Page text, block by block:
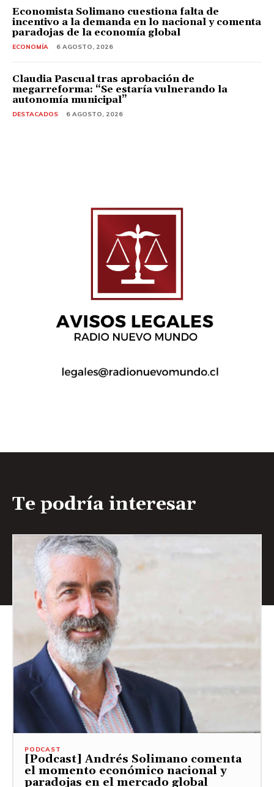
Economista Solimano cuestiona falta de
incentivo a la demanda en lo nacional y comenta
paradojas de la economía global
ECONOMÍA 6 AGOSTO, 2026
Claudia Pascual tras aprobación de
megarreforma: “Se estaría vulnerando la
autonomía municipal”
DESTACADOS 6 AGOSTO, 2026
Te podría interesar
PODCAST
[Podcast] Andrés Solimano comenta
el momento económico nacional y
paradojas en el mercado global